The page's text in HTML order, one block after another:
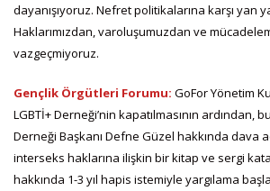
dayanışıyoruz. Nefret politikalarına karşı yan
Haklarımızdan, varoluşumuzdan ve
vazgeçmiyoruz.
Gençlik Örgütleri Forumu: GoFor Yönetim
LGBTİ+ Derneği’nin kapatılmasının ardından,
Derneği Başkanı Defne Güzel hakkında dava
interseks haklarına ilişkin bir kitap ve sergi
hakkında 1-3 yıl hapis istemiyle yargılama